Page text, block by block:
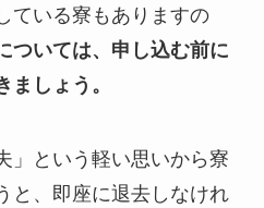
ている寮もありますの
ついては、申し込む前に
しょう。
」という軽い思いから寮
と、即座に退去しなけれ